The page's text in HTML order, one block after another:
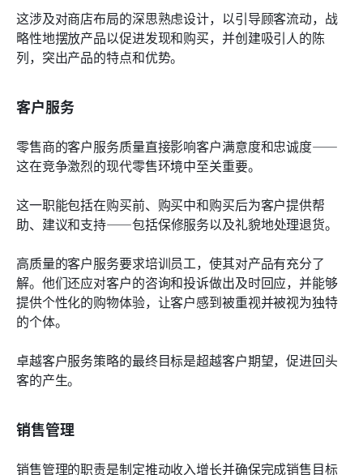
这涉及对商店布局的深思熟虑设计，以引导顾客流动，战
略性地摆放产品以促进发现和购买，并创建吸引人的陈
列，突出产品的特点和优势。
客户服务
零售商的客户服务质量直接影响客户满意度和忠诚度——
这在竞争激烈的现代零售环境中至关重要。
这一职能包括在购买前、购买中和购买后为客户提供帮
助、建议和支持——包括保修服务以及礼貌地处理退货。
高质量的客户服务要求培训员工，使其对产品有充分了
解。他们还应对客户的咨询和投诉做出及时回应，并能够
提供个性化的购物体验，让客户感到被重视并被视为独特
的个体。
卓越客户服务策略的最终目标是超越客户期望，促进回头
客的产生。
销售管理
销售管理的职责是制定推动收入增长并确保完成销售目标